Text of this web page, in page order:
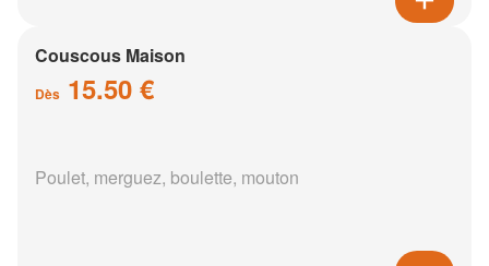
Couscous Maison
Dès 15.50 €
Poulet, merguez, boulette, mouton